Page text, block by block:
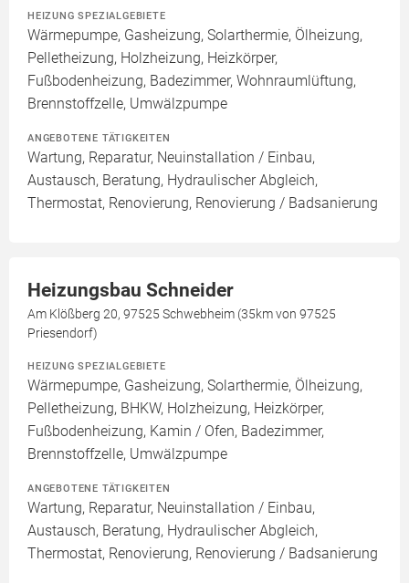
HEIZUNG SPEZIALGEBIETE
Wärmepumpe, Gasheizung, Solarthermie, Ölheizung,
Pelletheizung, Holzheizung, Heizkörper,
Fußbodenheizung, Badezimmer, Wohnraumlüftung,
Brennstoffzelle, Umwälzpumpe
ANGEBOTENE TÄTIGKEITEN
Wartung, Reparatur, Neuinstallation / Einbau,
Austausch, Beratung, Hydraulischer Abgleich,
Thermostat, Renovierung, Renovierung / Badsanierung
Heizungsbau Schneider
Am Klößberg 20, 97525 Schwebheim (35km von 97525
Priesendorf)
HEIZUNG SPEZIALGEBIETE
Wärmepumpe, Gasheizung, Solarthermie, Ölheizung,
Pelletheizung, BHKW, Holzheizung, Heizkörper,
Fußbodenheizung, Kamin / Ofen, Badezimmer,
Brennstoffzelle, Umwälzpumpe
ANGEBOTENE TÄTIGKEITEN
Wartung, Reparatur, Neuinstallation / Einbau,
Austausch, Beratung, Hydraulischer Abgleich,
Thermostat, Renovierung, Renovierung / Badsanierung